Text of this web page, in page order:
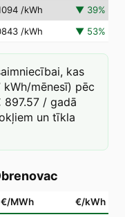
/kWh ▼ 39%
/kWh ▼ 53%
kas
mēnesī) pēc
897.57 / gadā
un tīkla
€/MWh €/kWh